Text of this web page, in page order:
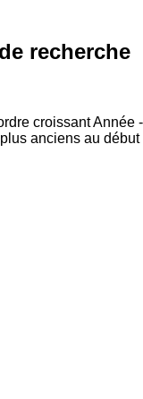
recherche
croissantAnnée -
anciens au début